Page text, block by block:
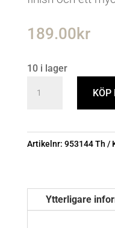
189.00kr
10 i lager
70mm
Elite
KÖP
Artikelnr: 953144 Th
Ytterligare